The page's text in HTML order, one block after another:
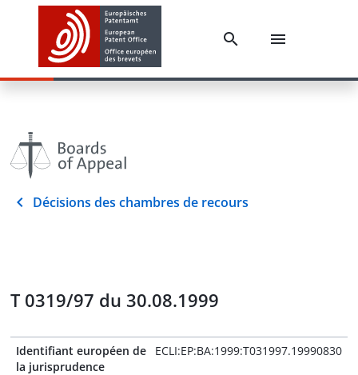
Décisions des chambres de recours
T 0319/97 du 30.08.1999
Identifiant européen de
la jurisprudence
ECLI:EP:BA:1999:T031997.19990830